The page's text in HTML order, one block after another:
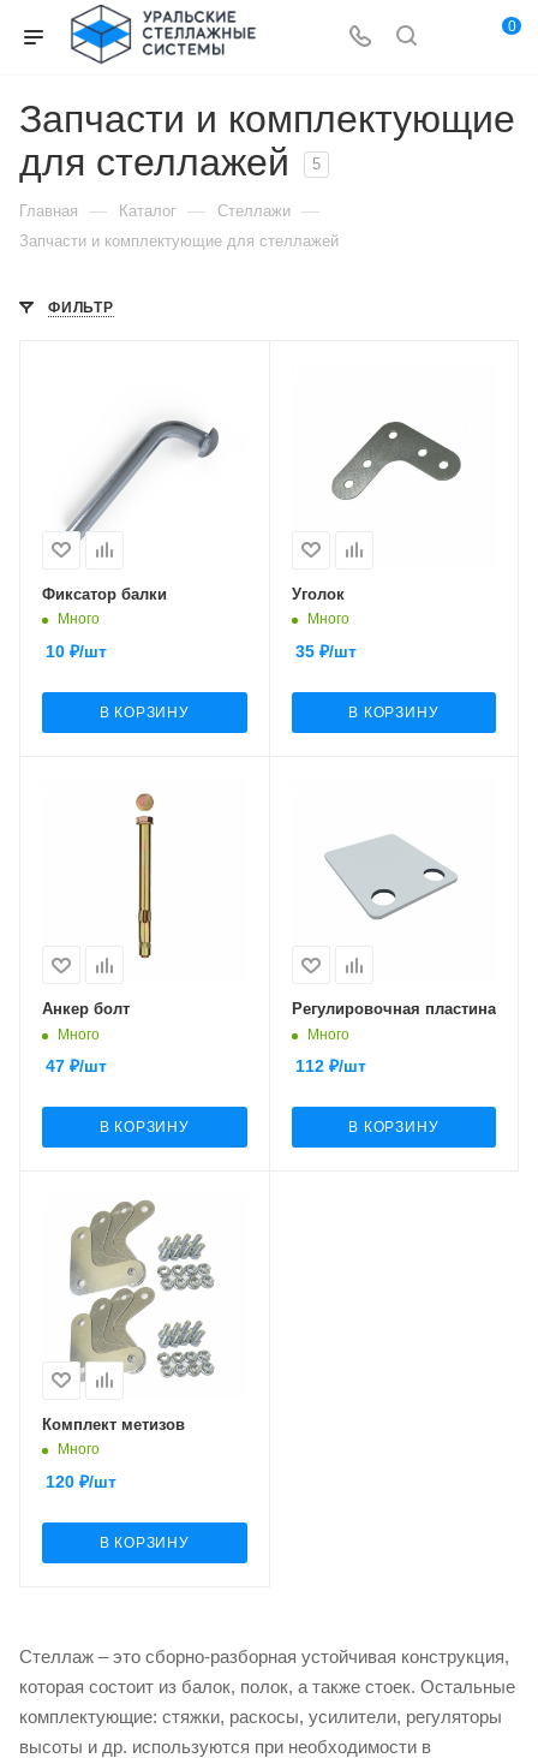
0
Запчасти и комплектующие
для стеллажей
5
Главная — Каталог — Стеллажи —
Запчасти и комплектующие для стеллажей
ФИЛЬТР
Фиксатор балки
Много
10 ₽/шт
В КОРЗИНУ
Уголок
Много
35₽/шт
В КОРЗИНУ
Анкер болт
Много
47 ₽/шт
В КОРЗИНУ
Регулировочная пластина
Много
112₽/шт
В КОРЗИНУ
Комплект метизов
Много
120 ₽/шт
В КОРЗИНУ
Стеллаж – это сборно-разборная устойчивая конструкция,
которая состоит из балок, полок, а также стоек. Остальные
комплектующие: стяжки, раскосы, усилители, регуляторы
высоты и др. используются при необходимости в